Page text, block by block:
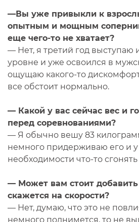
—Вы уже привыкли к
опытным и мощным
еще чего-то не хватает?
— Нет, я третий год выступаю
уровне и уже освоился в
ощущаю какого-то
все обстоит нормально.
— Какой у вас сейчас вес и
перед соревнованиями?
— Я обычно вешу 83
немного придерживаю его и
необходимости что-то
— Может вам стоит
скажется на скорости?
— Нет, думаю, что это не
немного поднимется, то не